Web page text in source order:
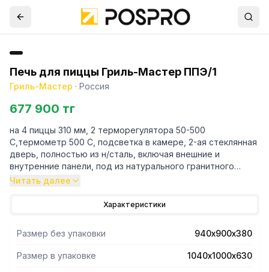
Печь для пиццы Гриль-Мастер ППЭ/1
Гриль-Мастер · Россия
677 900 тг
на 4 пиццы 310 мм, 2 терморегулятора 50-500
C,термометр 500 С, подсветка в камере, 2-ая стеклянная
дверь, полностью из н/сталь, включая внешние и
внутренние панели, под из натурального гранитного
камня 30 мм
Читать далее
Характеристики
Размер без упаковки 940х900х380
Размер в упаковке 1040х1000х630